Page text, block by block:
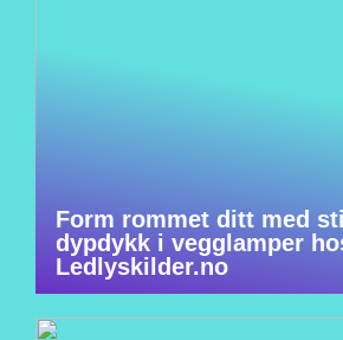
Form rommet ditt med
dypdykk i vegglamper
Ledlyskilder.no